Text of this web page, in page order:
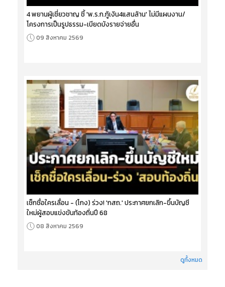
4 พยานผู้เชี่ยวชาญ ชี้ 'พ.ร.ก.กู้เงิน4แสนล้าน' ไม่มีแผนงาน/
โครงการเป็นรูปธรรม-เบียดบังรายจ่ายอื่น
09 สิงหาคม 2569
เช็กชื่อใครเลื่อน - (โกง) ร่วง! 'กสถ.' ประกาศยกเลิก-ขึ้นบัญชี
ใหม่ผู้สอบแข่งขันท้องถิ่นปี 68
08 สิงหาคม 2569
ดูทั้งหมด